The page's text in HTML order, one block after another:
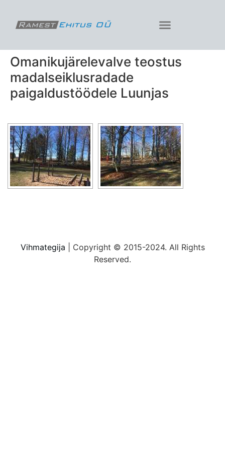
Omanikujärelevalve teostus
madalseiklusradade
paigaldustöödele Luunjas
Vihmategija | Copyright © 2015-2024. All Rights
Reserved.